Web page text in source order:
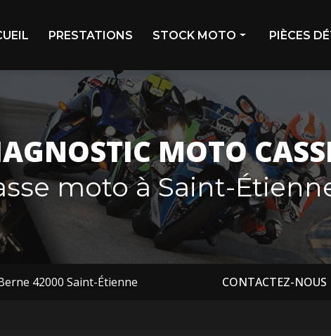
PRESTATIONS STOCK MOTO
Arrivage
En stock
Motos déjà vendues
Motos réservées
PIÈCES
MOTO
moto à Saint-
42000 Saint-Étienne CONTACTEZ-NOUS